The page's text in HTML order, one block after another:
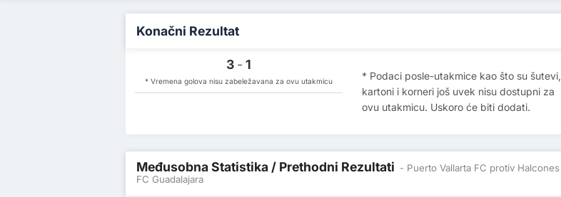
Konačni Rezultat
3 - 1
* Vremena golova nisu zabeležavana za ovu utakmicu
* Podaci posle-utakmice kao što su šutevi,
kartoni i korneri još uvek nisu dostupni za
ovu utakmicu. Uskoro će biti dodati.
Međusobna Statistika / Prethodni Rezultati - Puerto Vallarta FC protiv Halcones
FC Guadalajara